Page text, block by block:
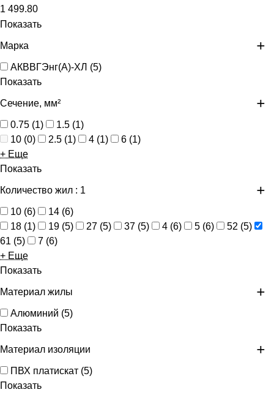
1 499.80
Показать
Марка
АКВВГЭнг(А)-ХЛ (5)
Показать
Сечение, мм²
0.75 (1) 1.5 (1)
10 (0) 2.5 (1) 4 (1) 6 (1)
+ Еще
Показать
Количество жил : 1
10 (6) 14 (6)
18 (1) 19 (5) 27 (5) 37 (5) 4 (6) 5 (6) 52 (5)
61 (5) 7 (6)
+ Еще
Показать
Материал жилы
Алюминий (5)
Показать
Материал изоляции
ПВХ платискат (5)
Показать